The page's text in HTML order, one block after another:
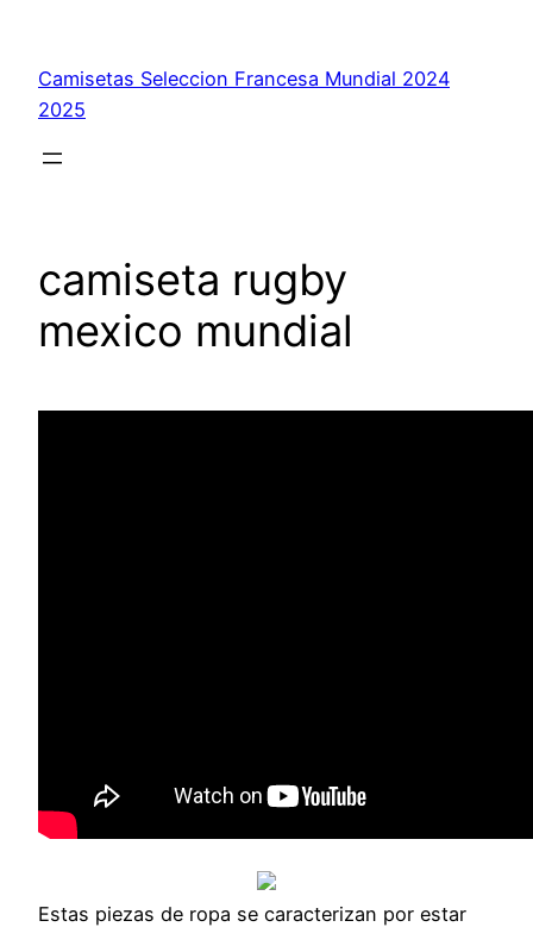
contenido
Camisetas Seleccion Francesa Mundial 2024
2025
camiseta rugby
mexico mundial
Estas piezas de ropa se caracterizan por estar